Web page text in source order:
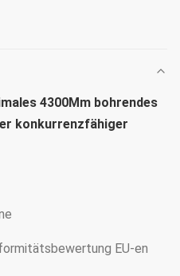
4300Mm bohrendes
konkurrenzfähiger
EU-en